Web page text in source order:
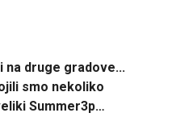
na druge gradove...
smo nekoliko
Summer3p…